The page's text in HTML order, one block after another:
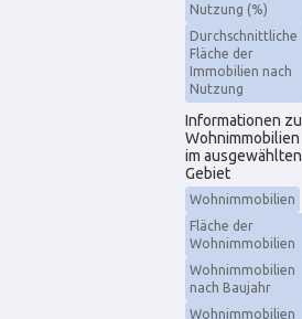
Nutzung (%)
Durchschnittliche
Fläche der
Immobilien nach
Nutzung
Informationen zu
Wohnimmobilien
im ausgewählten
Gebiet
Wohnimmobilien
Fläche der
Wohnimmobilien
Wohnimmobilien
nach Baujahr
Wohnimmobilien